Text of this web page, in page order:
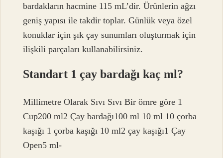
bardakların hacmine 115 mL’dir. Ürünlerin ağzı
geniş yapısı ile takdir toplar. Günlük veya özel
konuklar için şık çay sunumları oluşturmak için
ilişkili parçaları kullanabilirsiniz.
Standart 1 çay bardağı kaç ml?
Millimetre Olarak Sıvı Sıvı Bir ömre göre 1
Cup200 ml2 Çay bardağı100 ml 10 ml 10 çorba
kaşığı 1 çorba kaşığı 10 ml2 çay kaşığı1 Çay
Open5 ml-